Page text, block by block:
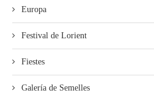
Europa
Festival de Lorient
Fiestes
Galería de Semelles